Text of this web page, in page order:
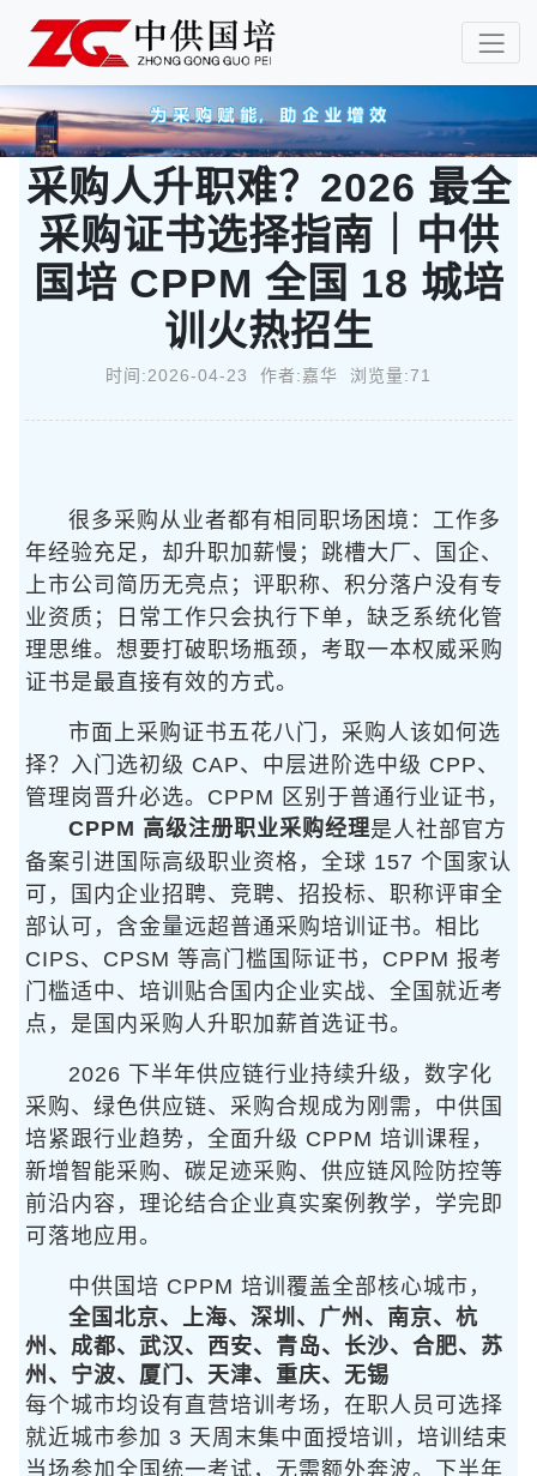
采购人升职难？2026 最全
采购证书选择指南｜中供
国培 CPPM 全国 18 城培
训火热招生
时间:2026-04-23 作者:嘉华 浏览量:71
很多采购从业者都有相同职场困境：工作多
年经验充足，却升职加薪慢；跳槽大厂、国企、
上市公司简历无亮点；评职称、积分落户没有专
业资质；日常工作只会执行下单，缺乏系统化管
理思维。想要打破职场瓶颈，考取一本权威采购
证书是最直接有效的方式。
市面上采购证书五花八门，采购人该如何选
择？入门选初级 CAP、中层进阶选中级 CPP、
管理岗晋升必选
CPPM 高级注册职业采购经理
。CPPM 区别于普通行业证书，
是人社部官方
备案引进国际高级职业资格，全球 157 个国家认
可，国内企业招聘、竞聘、招投标、职称评审全
部认可，含金量远超普通采购培训证书。相比
CIPS、CPSM 等高门槛国际证书，CPPM 报考
门槛适中、培训贴合国内企业实战、全国就近考
点，是国内采购人升职加薪首选证书。
2026 下半年供应链行业持续升级，数字化
采购、绿色供应链、采购合规成为刚需，中供国
培紧跟行业趋势，全面升级 CPPM 培训课程，
新增智能采购、碳足迹采购、供应链风险防控等
前沿内容，理论结合企业真实案例教学，学完即
可落地应用。
中供国培 CPPM 培训覆盖
全国北京、上海、深圳、广州、南京、杭
州、成都、武汉、西安、青岛、长沙、合肥、苏
州、宁波、厦门、天津、重庆、无锡
全部核心城市，
每个城市均设有直营培训考场，在职人员可选择
就近城市参加 3 天周末集中面授培训，培训结束
当场参加全国统一考试，无需额外奔波。下半年